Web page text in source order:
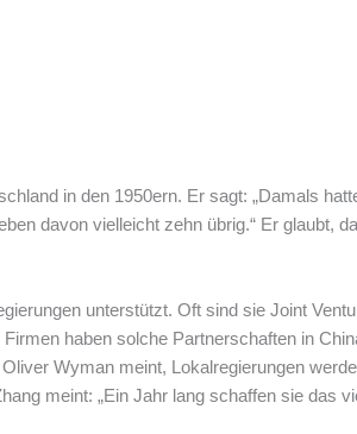
in den 1950ern. Er sagt: „Damals
davon vielleicht zehn übrig.“ Er glaubt,
unterstützt. Oft sind sie Joint
haben solche Partnerschaften in
Wyman meint, Lokalregierungen
meint: „Ein Jahr lang schaffen sie das